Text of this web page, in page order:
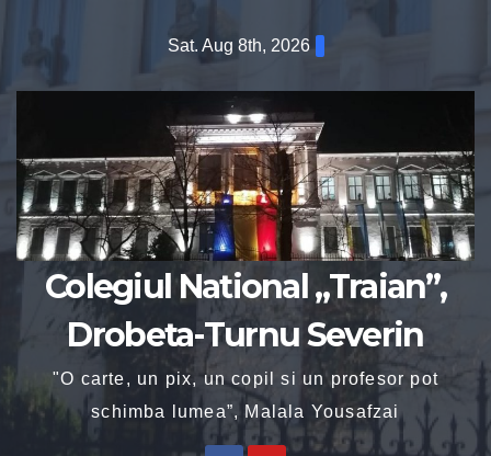
Sat. Aug 8th, 2026
Colegiul National „Traian”,
Drobeta-Turnu Severin
"O carte, un pix, un copil si un profesor pot
schimba lumea”, Malala Yousafzai